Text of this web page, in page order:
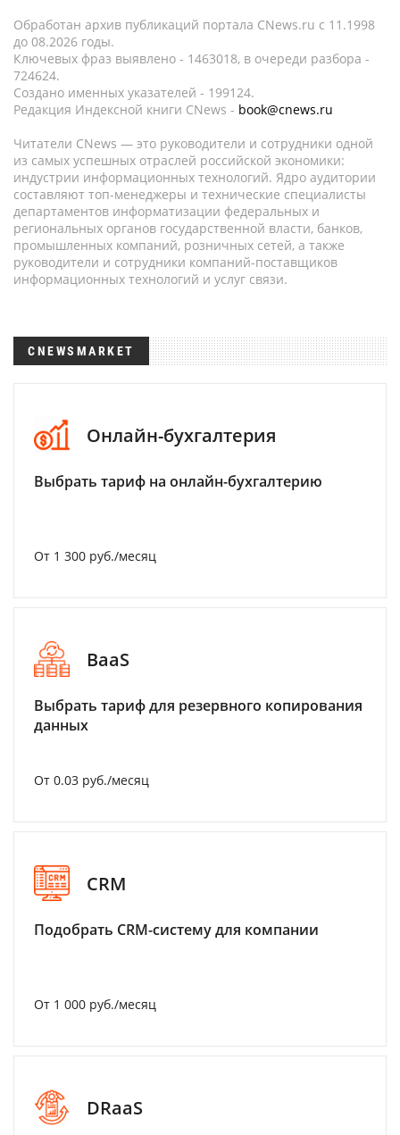
Обработан архив публикаций портала CNews.ru c 11.1998
до 08.2026 годы.
Ключевых фраз выявлено - 1463018, в очереди разбора -
724624.
Создано именных указателей - 199124.
Редакция Индексной книги CNews - book@cnews.ru
Читатели CNews — это руководители и сотрудники одной
из самых успешных отраслей российской экономики:
индустрии информационных технологий. Ядро аудитории
составляют топ-менеджеры и технические специалисты
департаментов информатизации федеральных и
региональных органов государственной власти, банков,
промышленных компаний, розничных сетей, а также
руководители и сотрудники компаний-поставщиков
информационных технологий и услуг связи.
CNEWSMARKET
Онлайн-бухгалтерия
Выбрать тариф на онлайн-бухгалтерию
От 1 300 руб./месяц
BaaS
Выбрать тариф для резервного копирования
данных
От 0.03 руб./месяц
CRM
Подобрать CRM-систему для компании
От 1 000 руб./месяц
DRaaS